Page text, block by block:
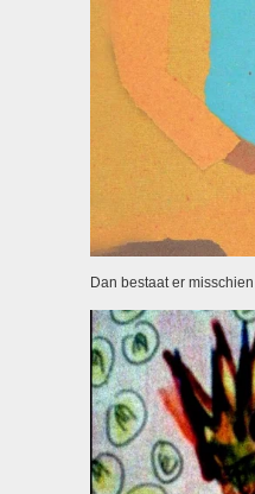
Dan bestaat er